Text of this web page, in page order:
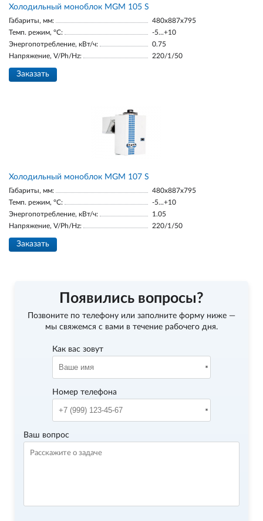
Холодильный моноблок MGM 105 S
Габариты, мм:
480x887x795
Темп. режим, °С:
-5...+10
Энергопотребление, кВт/ч:
0.75
Напряжение, V/Ph/Hz:
220/1/50
Заказать
Холодильный моноблок MGM 107 S
Габариты, мм:
480x887x795
Темп. режим, °С:
-5...+10
Энергопотребление, кВт/ч:
1.05
Напряжение, V/Ph/Hz:
220/1/50
Заказать
Появились вопросы?
Позвоните по телефону или заполните форму ниже —
мы свяжемся с вами в течение рабочего дня.
Как вас зовут
Номер телефона
Ваш вопрос